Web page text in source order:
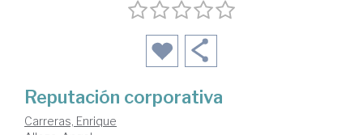
Reputación corporativa
Carreras, Enrique